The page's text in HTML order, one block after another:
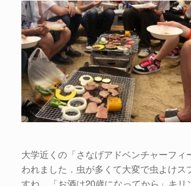
大学近くの「さなげアドベンチャーフィ
われました．虫が多くて大変で虫よけス